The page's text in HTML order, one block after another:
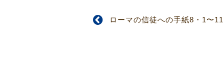
ローマの信徒への手紙8・1〜11